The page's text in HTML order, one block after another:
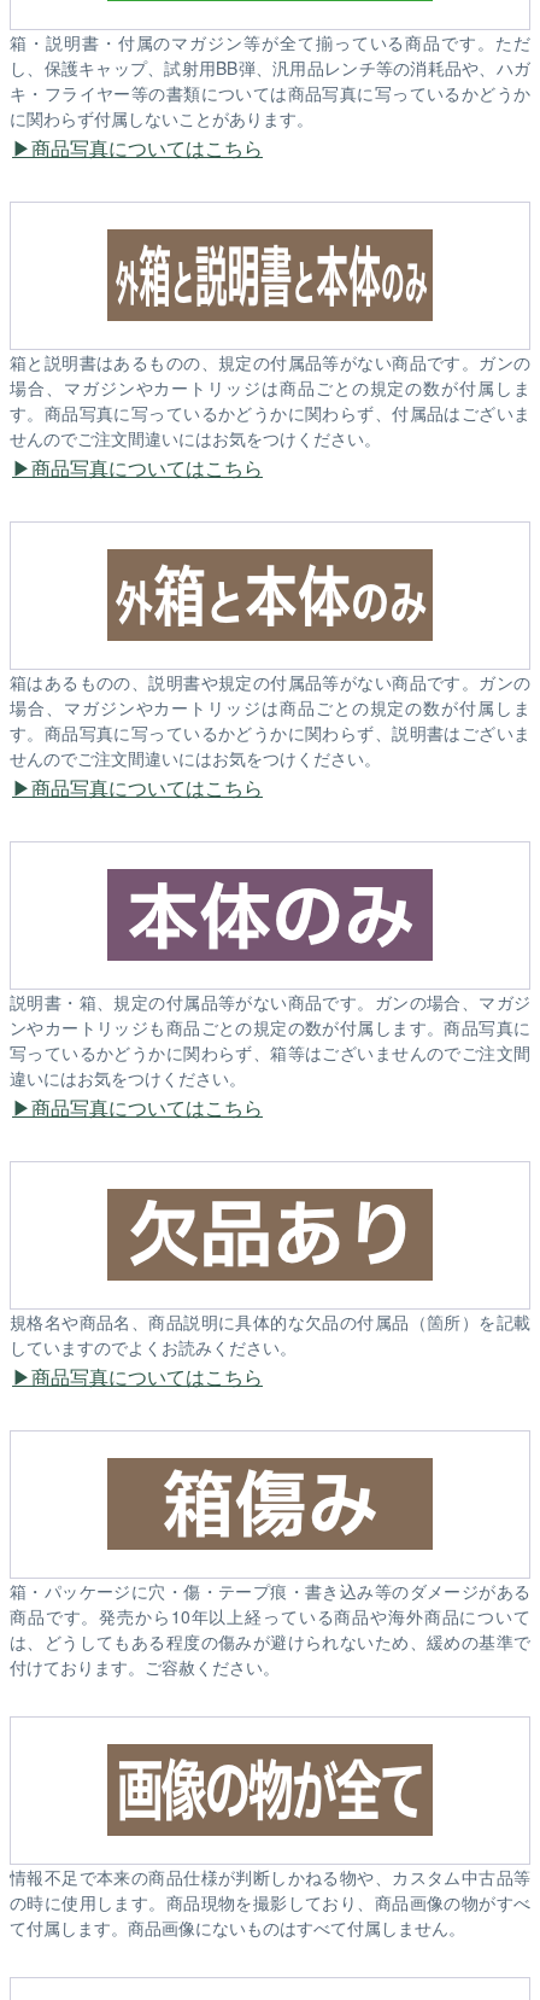
箱・説明書・付属のマガジン等が全て揃っている商品です。ただ
し、保護キャップ、試射用BB弾、汎用品レンチ等の消耗品や、ハガ
キ・フライヤー等の書類については商品写真に写っているかどうか
に関わらず付属しないことがあります。
商品写真についてはこちら
箱と説明書はあるものの、規定の付属品等がない商品です。ガンの
場合、マガジンやカートリッジは商品ごとの規定の数が付属しま
す。商品写真に写っているかどうかに関わらず、付属品はございま
せんのでご注文間違いにはお気をつけください。
商品写真についてはこちら
箱はあるものの、説明書や規定の付属品等がない商品です。ガンの
場合、マガジンやカートリッジは商品ごとの規定の数が付属しま
す。商品写真に写っているかどうかに関わらず、説明書はございま
せんのでご注文間違いにはお気をつけください。
商品写真についてはこちら
説明書・箱、規定の付属品等がない商品です。ガンの場合、マガジ
ンやカートリッジも商品ごとの規定の数が付属します。商品写真に
写っているかどうかに関わらず、箱等はございませんのでご注文間
違いにはお気をつけください。
商品写真についてはこちら
規格名や商品名、商品説明に具体的な欠品の付属品（箇所）を記載
していますのでよくお読みください。
商品写真についてはこちら
箱・パッケージに穴・傷・テープ痕・書き込み等のダメージがある
商品です。発売から10年以上経っている商品や海外商品について
は、どうしてもある程度の傷みが避けられないため、緩めの基準で
付けております。ご容赦ください。
情報不足で本来の商品仕様が判断しかねる物や、カスタム中古品等
の時に使用します。商品現物を撮影しており、商品画像の物がすべ
て付属します。商品画像にないものはすべて付属しません。